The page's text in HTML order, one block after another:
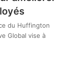
du Huffington
Global vise à